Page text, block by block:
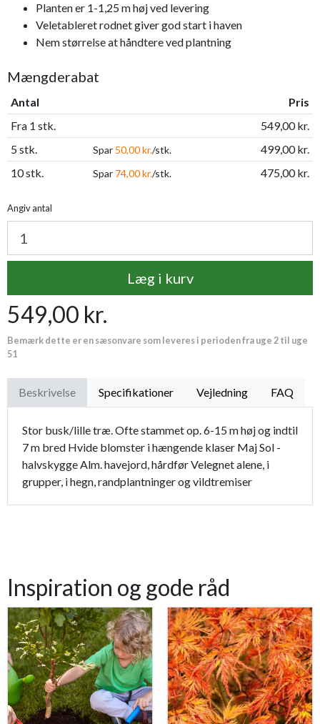
Planten er 1-1,25 m høj ved levering
Veletableret rodnet giver god start i haven
Nem størrelse at håndtere ved plantning
Mængderabat
Antal
Pris
Fra 1 stk.
549,00 kr.
5 stk.
Spar 50,00 kr./stk.
499,00 kr.
10 stk.
Spar 74,00 kr./stk. 475,00 kr.
Angiv antal
Læg i kurv
549,00 kr.
Bemærk dette er en sæsonvare som leveres i perioden fra uge 2 til uge
51
Beskrivelse Specifikationer Vejledning FAQ
Stor busk/lille træ. Ofte stammet op. 6-15 m høj og indtil
7 m bred Hvide blomster i hængende klaser Maj Sol -
halvskygge Alm. havejord, hårdfør Velegnet alene, i
grupper, i hegn, randplantninger og vildtremiser
Inspiration og gode råd